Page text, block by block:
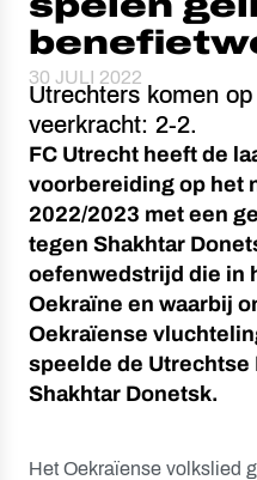
30 JULI 2022
Utrechters komen
veerkracht: 2-2.
FC Utrecht heeft de
voorbereiding op het
2022/2023 met een
tegen Shakhtar
oefenwedstrijd die in
Oekraïne en waarbij
Oekraïense
speelde de Utrechtse
Shakhtar Donetsk.
Het Oekraïense volkslied